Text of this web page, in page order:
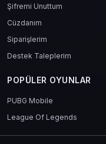
Şifremi Unuttum
Cüzdanım
Siparişlerim
Destek Taleplerim
POPÜLER OYUNLAR
PUBG Mobile
League Of Legends